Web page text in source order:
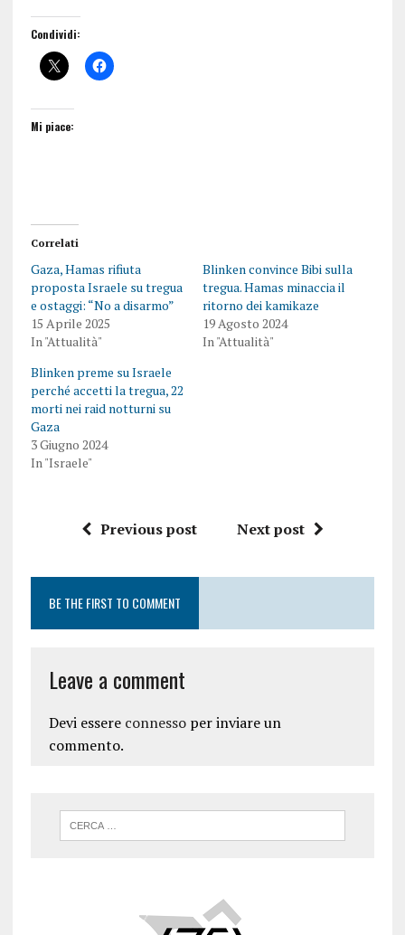
Condividi:
Mi piace:
Correlati
Gaza, Hamas rifiuta
proposta Israele su tregua
e ostaggi: “No a disarmo”
15 Aprile 2025
In "Attualità"
Blinken convince Bibi sulla
tregua. Hamas minaccia il
ritorno dei kamikaze
19 Agosto 2024
In "Attualità"
Blinken preme su Israele
perché accetti la tregua, 22
morti nei raid notturni su
Gaza
3 Giugno 2024
In "Israele"
Previous post Next post
BE THE FIRST TO COMMENT
Leave a comment
Devi essere connessoper inviare un
commento.